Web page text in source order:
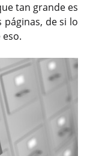
tan grande es
de si lo